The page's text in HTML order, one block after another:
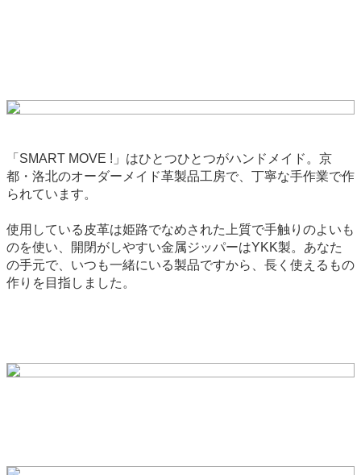
「SMART MOVE !」はひとつひとつがハンドメイド。京
都・洛北のオーダーメイド革製品工房で、丁寧な手作業で作
られています。
使用している皮革は姫路でなめされた上質で手触りのよいも
のを使い、開閉がしやすい金属ジッパーはYKK製。あなた
の手元で、いつも一緒にいる製品ですから、長く使えるもの
作りを目指しました。